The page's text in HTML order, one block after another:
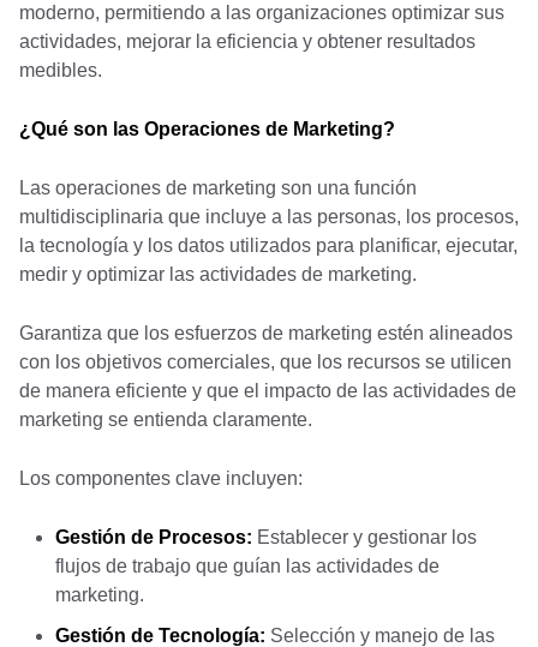
moderno, permitiendo a las organizaciones optimizar sus
actividades, mejorar la eficiencia y obtener resultados
medibles.
¿Qué son las Operaciones de Marketing?
Las operaciones de marketing son una función
multidisciplinaria que incluye a las personas, los procesos,
la tecnología y los datos utilizados para planificar, ejecutar,
medir y optimizar las actividades de marketing.
Garantiza que los esfuerzos de marketing estén alineados
con los objetivos comerciales, que los recursos se utilicen
de manera eficiente y que el impacto de las actividades de
marketing se entienda claramente.
Los componentes clave incluyen:
Gestión de Procesos: Establecer y gestionar los
flujos de trabajo que guían las actividades de
marketing.
Gestión de Tecnología: Selección y manejo de las